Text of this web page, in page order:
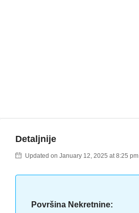
Detaljnije
Updated on January 12, 2025 at 8:25 pm
Površina Nekretnine: